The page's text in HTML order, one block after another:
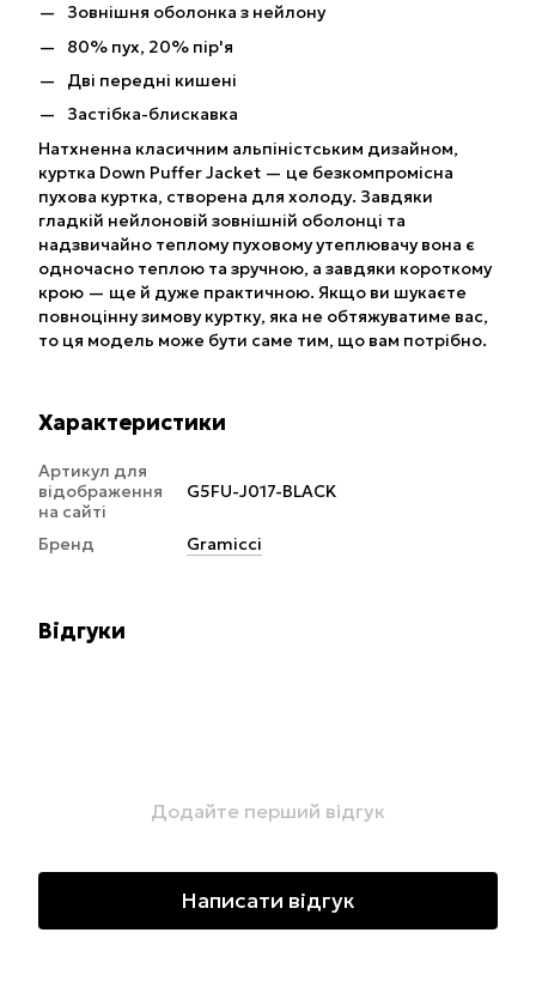
Зовнішня оболонка з нейлону
80% пух, 20% пір'я
Дві передні кишені
Застібка-блискавка
Натхненна класичним альпіністським дизайном,
куртка Down Puffer Jacket — це безкомпромісна
пухова куртка, створена для холоду. Завдяки
гладкій нейлоновій зовнішній оболонці та
надзвичайно теплому пуховому утеплювачу вона є
одночасно теплою та зручною, а завдяки короткому
крою — ще й дуже практичною. Якщо ви шукаєте
повноцінну зимову куртку, яка не обтяжуватиме вас,
то ця модель може бути саме тим, що вам потрібно.
Характеристики
Артикул для
відображення
на сайті
G5FU-J017-BLACK
Бренд Gramicci
Відгуки
Додайте перший відгук
Написати відгук